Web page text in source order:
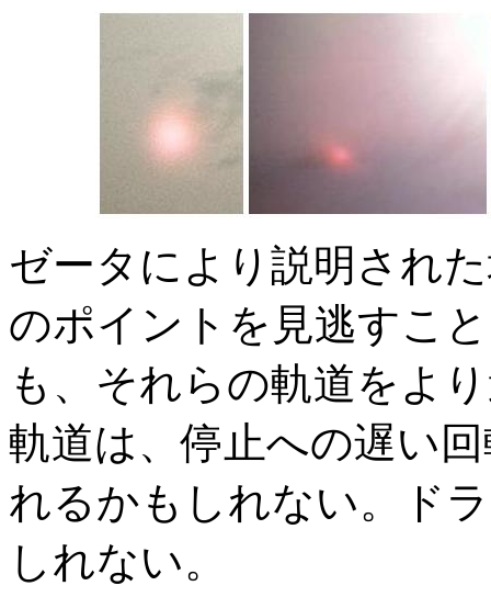
ゼータにより説明され
のポイントを見逃すこ
も、それらの軌道をよ
軌道は、停止への遅い
れるかもしれない。ド
しれない。